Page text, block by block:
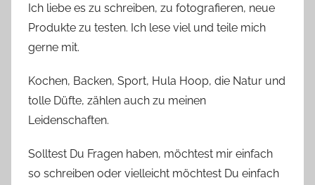
Ich liebe es zu schreiben, zu fotografieren, neue
Produkte zu testen. Ich lese viel und teile mich
gerne mit.
Kochen, Backen, Sport, Hula Hoop, die Natur und
tolle Düfte, zählen auch zu meinen
Leidenschaften.
Solltest Du Fragen haben, möchtest mir einfach
so schreiben oder vielleicht möchtest Du einfach